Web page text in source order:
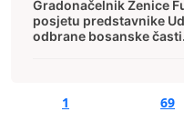
Gradonačelnik Zenice
posjetu predstavnike
odbrane bosanske
1 69